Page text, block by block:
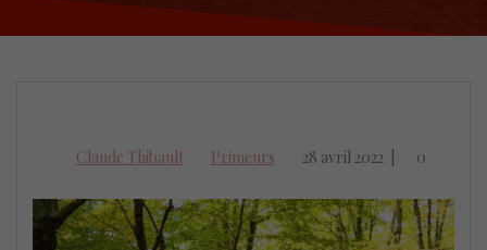
Claude Thibault Primeurs 28 avril 2022| 0